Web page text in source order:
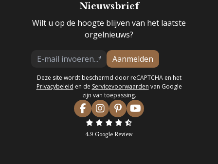
Nieuwsbrief
Wilt u op de hoogte blijven van het laatste
orgelnieuws?
Aanmelden
Deze site wordt beschermd door reCAPTCHA en het
Privacybeleid en de Servicevoorwaarden van Google
zijn van toepassing.
4.9 Google Review